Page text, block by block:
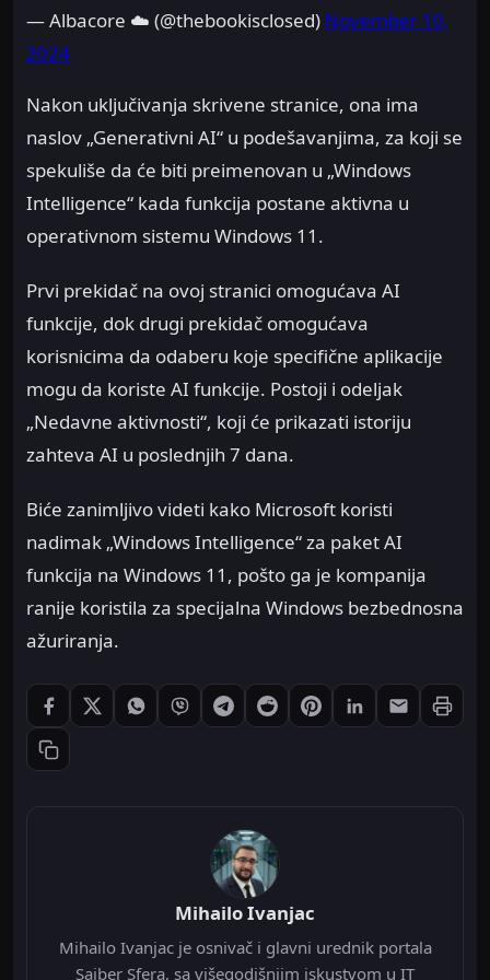
— Albacore ☁️ (@thebookisclosed) November 10,
2024
Nakon uključivanja skrivene stranice, ona ima
naslov „Generativni AI“ u podešavanjima, za koji se
spekuliše da će biti preimenovan u „Windows
Intelligence“ kada funkcija postane aktivna u
operativnom sistemu Windows 11.
Prvi prekidač na ovoj stranici omogućava AI
funkcije, dok drugi prekidač omogućava
korisnicima da odaberu koje specifične aplikacije
mogu da koriste AI funkcije. Postoji i odeljak
„Nedavne aktivnosti“, koji će prikazati istoriju
zahteva AI u poslednjih 7 dana.
Biće zanimljivo videti kako Microsoft koristi
nadimak „Windows Intelligence“ za paket AI
funkcija na Windows 11, pošto ga je kompanija
ranije koristila za specijalna Windows bezbednosna
ažuriranja.
Podeli: Facebook
Podeli: XPodeli: WhatsApp
Podeli: Viber
Podeli: Telegram
Podeli: Reddit
Podeli: Pinterest
Podeli: LinkedIn
Podeli:
Kopiraj link
Mihailo Ivanjac
Mihailo Ivanjac je osnivač i glavni urednik portala
Sajber Sfera, sa višegodišnjim iskustvom u IT